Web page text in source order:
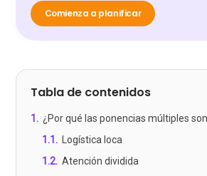
Comienza a planificar
Tabla de contenidos
1 . ¿Por qué las ponencias múltiples
1.1 . Logística loca
1.2. Atención dividida